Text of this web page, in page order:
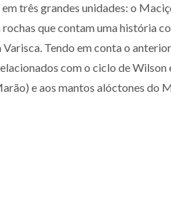
três grandes unidades: o
que contam uma história
Tendo em conta o
com o ciclo de
e aos mantos alóctones do